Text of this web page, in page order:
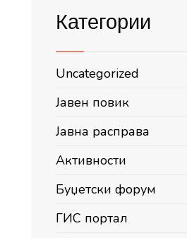
Категории
Uncategorized
Јавен повик
Јавна расправа
Активности
Буџетски форум
ГИС портал